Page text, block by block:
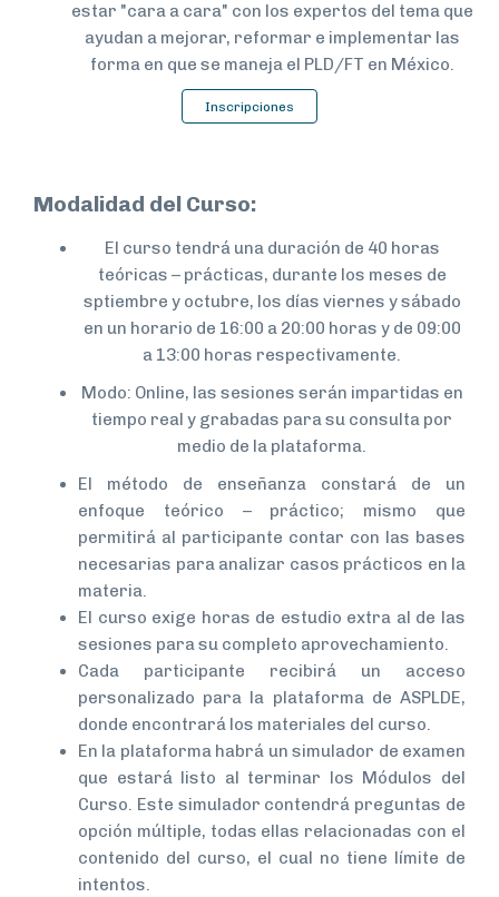
estar "cara a cara" con los expertos del tema que
ayudan a mejorar, reformar e implementar las
forma en que se maneja el PLD/FT en México.
Inscripciones
Modalidad del Curso:
El curso tendrá una duración de 40 horas
teóricas – prácticas, durante los meses de
sptiembre y octubre, los días viernes y sábado
en un horario de 16:00 a 20:00 horas y de 09:00
a 13:00 horas respectivamente.
Modo: Online, las sesiones serán impartidas en
tiempo real y grabadas para su consulta por
medio de la plataforma.
El método de enseñanza constará de un
enfoque teórico – práctico; mismo que
permitirá al participante contar con las bases
necesarias para analizar casos prácticos en la
materia.
El curso exige horas de estudio extra al de las
sesiones para su completo aprovechamiento.
Cada participante recibirá un acceso
personalizado para la plataforma de ASPLDE,
donde encontrará los materiales del curso.
En la plataforma habrá un simulador de examen
que estará listo al terminar los Módulos del
Curso. Este simulador contendrá preguntas de
opción múltiple, todas ellas relacionadas con el
contenido del curso, el cual no tiene límite de
intentos.